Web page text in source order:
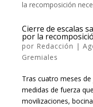
Cierre de escalas
por la
por Redacción |
Gremiales
Tras cuatro meses
medidas de fuerza
movilizaciones,